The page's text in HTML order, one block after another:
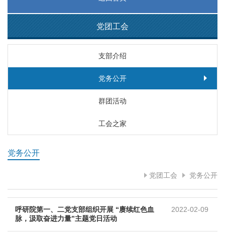
党团工会
支部介绍
党务公开
群团活动
工会之家
党务公开
党团工会 党务公开
呼研院第一、二党支部组织开展 “赓续红色血
脉，汲取奋进力量”主题党日活动
2022-02-09